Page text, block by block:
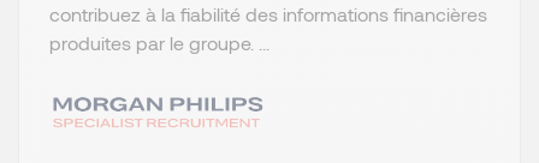
contribuez à la fiabilité des informations financières
produites par le groupe. ...